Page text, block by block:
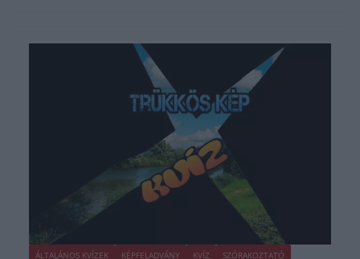
ÁLTALÁNOS KVÍZEK KÉPFELADVÁNY KVÍZ SZÓRAKOZTATÓ